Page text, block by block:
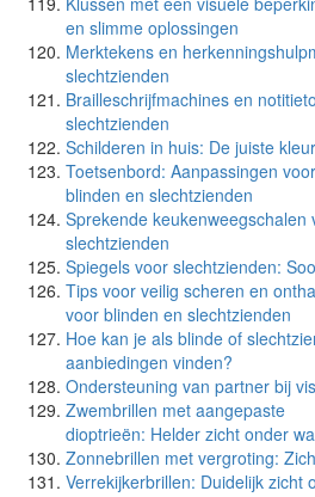
en slimme oplossingen
Merktekens en
slechtzienden
Brailleschrijfmachines en
slechtzienden
Schilderen in huis: De juiste
Toetsenbord: Aanpassingen voor
blinden en slechtzienden
Sprekende keukenweegschalen
slechtzienden
Spiegels voor slechtzienden:
Tips voor veilig scheren en
voor blinden en slechtzienden
Hoe kan je als blinde of
aanbiedingen vinden?
Ondersteuning van partner bij
Zwembrillen met aangepaste
dioptrieën: Helder zicht onder
Zonnebrillen met vergroting:
Verrekijkerbrillen: Duidelijk zicht